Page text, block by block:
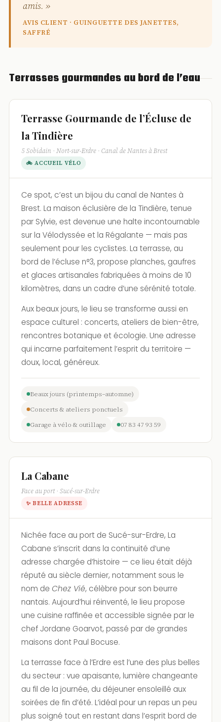
amis. »
AVIS CLIENT · GUINGUETTE DES JANETTES,
SAFFRÉ
Terrasses gourmandes au bord de l’eau
Terrasse Gourmande de l’Écluse de
la Tindière
5 Sobidain · Nort-sur-Erdre · Canal de Nantes à Brest
🚲 ACCUEIL VÉLO
Ce spot, c’est un bijou du canal de Nantes à
Brest. La maison éclusière de la Tindière, tenue
par Sylvie, est devenue une halte incontournable
sur la Vélodyssée et la Régalante — mais pas
seulement pour les cyclistes. La terrasse, au
bord de l’écluse n°3, propose planches, gaufres
et glaces artisanales fabriquées à moins de 10
kilomètres, dans un cadre d’une sérénité totale.
Aux beaux jours, le lieu se transforme aussi en
espace culturel : concerts, ateliers de bien-être,
rencontres botanique et écologie. Une adresse
qui incarne parfaitement l’esprit du territoire —
doux, local, généreux.
Beaux jours (printemps–automne)
Concerts & ateliers ponctuels
Garage à vélo & outillage
07 83 47 93 59
La Cabane
Face au port · Sucé-sur-Erdre
✨ BELLE ADRESSE
Nichée face au port de Sucé-sur-Erdre, La
Cabane s’inscrit dans la continuité d’une
adresse chargée d’histoire — ce lieu était déjà
réputé au siècle dernier, notamment sous le
nom de Chez Vié, célèbre pour son beurre
nantais. Aujourd’hui réinventé, le lieu propose
une cuisine raffinée et accessible signée par le
chef Jordane Goarvot, passé par de grandes
maisons dont Paul Bocuse.
La terrasse face à l’Erdre est l’une des plus belles
du secteur : vue apaisante, lumière changeante
au fil de la journée, du déjeuner ensoleillé aux
soirées de fin d’été. L’idéal pour un repas un peu
plus soigné tout en restant dans l’esprit bord de